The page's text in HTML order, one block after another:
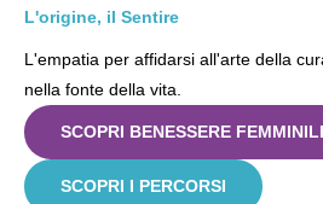
L'origine, il Sentire
L'empatia per affidarsi all'arte della
nella fonte della vita.
SCOPRI BENESSERE
SCOPRI I PERCORSI